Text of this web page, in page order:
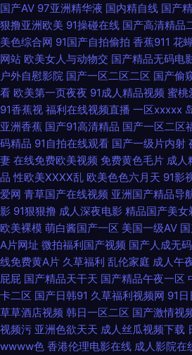
精品视频 极品色五月天 日韩视频导航 自拍超
产123 亚洲无码韩国 成人18精品网站 久久国
社 含羞草视频在线视频 欧美性爱综和 亚洲91
福利网站 欧美少女性生活影视 性爱麻豆传媒
精品久久 免费看网91 午夜影院老司机 欧洲一
农村久草AV 人妻av资源导航 伊人狠狠地淫
人人视频 51福利在线观看入口 超碰青青操 久
天干天天操 91探花传媒 国产精品第八页 欧美
福利导航网 天天干干 AV综合性爱 黄色毛片視
91密桃视频 国产精品91在线 欧美丝袜婷婷 亚
国产AV 97亚洲精华液 国内精自线 国产
狠撸亚洲欧美 91操碰在线 国产高清精品
美色综合网 91国产自拍偷拍 香蕉911 花
网站 欧美女人与动物交 国产精品无码电
户外自慰影院 国产一区二区二区 国产偷
看 欧美第一页夜夜 91成人精品视频 蜜桃
91香蕉视 福利在线视频直播 一区xxxxx
亚洲香蕉 国产91高清精品 国产一区二区
码精品 91自拍在线观看 国产一级片内射
妻 在线免费欧美视频 免费黄色毛片 成人
品 性欧美ⅩⅩⅩⅩ乱 欧美色色六月天 91影
爱网 青草国产在线视频 亚洲国产精品导
影 91狠狠撸 成人深夜电影 精品国产美女
欧美裸模 萌白酱国产一区 美国一级AV
A片网址 微拍福利国产视频 国产人成无
线免费黄A片 久草福利 乱伦家庭 成人午
屁屁 国产精品天干天 国产精品午夜一区
卡二区 国产日韩91 久草福利视频网 91日
草草酒店视频 韩日一区二区 国产激情视
视频污 亚洲色欲天天 成人丝瓜视频下载
wwww色 香港伦理电影在线 成人影院在